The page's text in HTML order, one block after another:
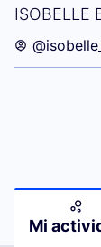
ISOBELLE
Mi
Mi